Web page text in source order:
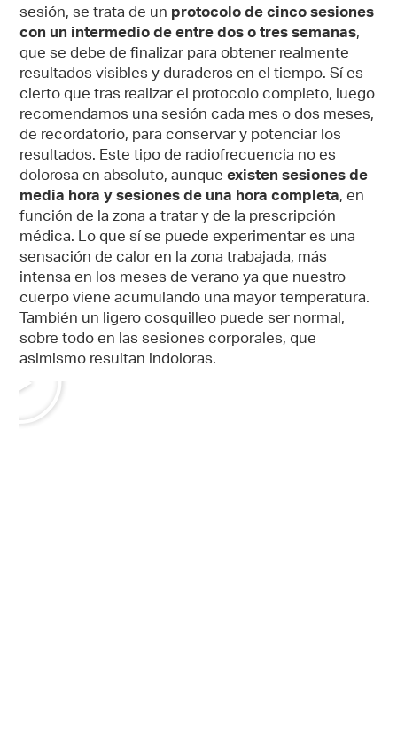
sesión, se trata de un protocolo de cinco sesiones
con un intermedio de entre dos o tres semanas,
que se debe de finalizar para obtener realmente
resultados visibles y duraderos en el tiempo. Sí es
cierto que tras realizar el protocolo completo, luego
recomendamos una sesión cada mes o dos meses,
de recordatorio, para conservar y potenciar los
resultados. Este tipo de radiofrecuencia no es
dolorosa en absoluto, aunqueexisten sesiones de
media hora y sesiones de una hora completa, en
función de la zona a tratar y de la prescripción
médica. Lo que sí se puede experimentar es una
sensación de calor en la zona trabajada, más
intensa en los meses de verano ya que nuestro
cuerpo viene acumulando una mayor temperatura.
También un ligero cosquilleo puede ser normal,
sobre todo en las sesiones corporales, que
asimismo resultan indoloras.